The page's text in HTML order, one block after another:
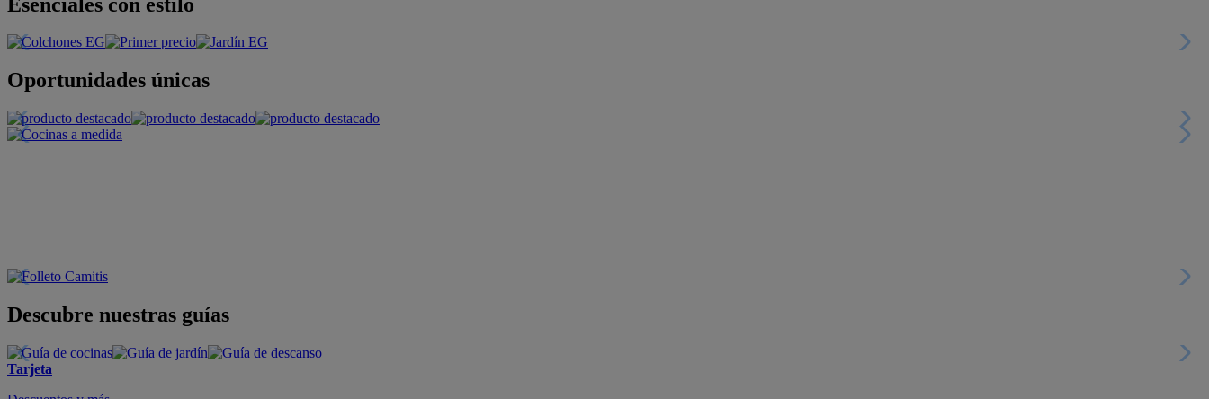
Oportunidades únicas
Descubre nuestras guías
Tarjeta